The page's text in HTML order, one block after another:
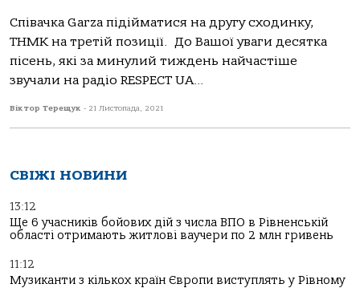
Співачка Garza підійматися на другу сходинку,
ТНМК на третій позиції. До Вашої уваги десятка
пісень, які за минулий тиждень найчастіше
звучали на радіо RESPECT UA...
Віктор Терещук - 21 Листопада, 2021
СВІЖІ НОВИНИ
13:12
Ще 6 учасників бойових дій з числа ВПО в Рівненській
області отримають житлові ваучери по 2 млн гривень
11:12
Музиканти з кількох країн Європи виступлять у Рівному